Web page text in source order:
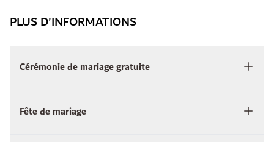
PLUS D'INFORMATIONS
Cérémonie de mariage gratuite
Fête de mariage